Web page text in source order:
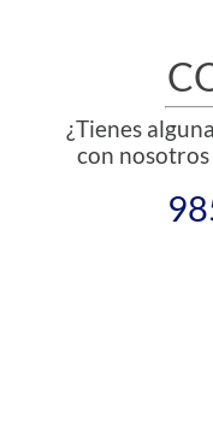
¿Tienes
con